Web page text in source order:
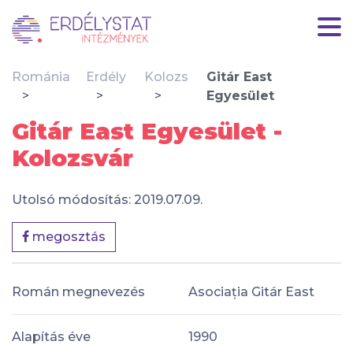
Románia Erdély Kolozs
Gitár East
Egyesület
Gitár East Egyesület -
Kolozsvár
Utolsó módosítás: 2019.07.09.
megosztás
Román megnevezés Asociația Gitár East
Alapítás éve 1990